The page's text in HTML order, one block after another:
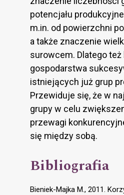
potencjału
m.in. od powierzchni
a także znaczenie
surowcem. Dlatego też
gospodarstwa
istniejących już grup
Przewiduje się, że w
grupy w celu
przewagi
się między sobą.
Bibliografia
Bieniek-Majka M., 2011.